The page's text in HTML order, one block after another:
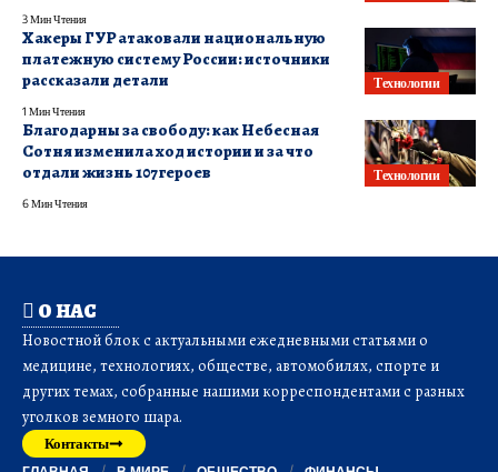
3 Мин Чтения
Технологии
Хакеры ГУР атаковали национальную
платежную систему России: источники
рассказали детали
1 Мин Чтения
Технологии
Благодарны за свободу: как Небесная
Сотня изменила ход истории и за что
отдали жизнь 107 героев
6 Мин Чтения
О НАС
Новостной блок с актуальными ежедневными статьями о
медицине, технологиях, обществе, автомобилях, спорте и
других темах, собранные нашими корреспондентами с разных
уголков земного шара.
Контакты